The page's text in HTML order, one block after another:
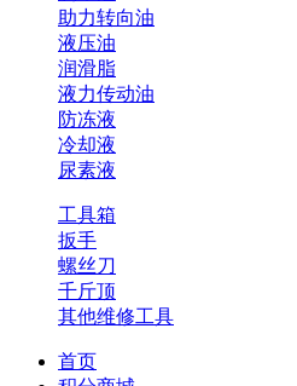
助力转向油
液压油
润滑脂
液力传动油
防冻液
冷却液
尿素液
工具箱
扳手
螺丝刀
千斤顶
其他维修工具
首页